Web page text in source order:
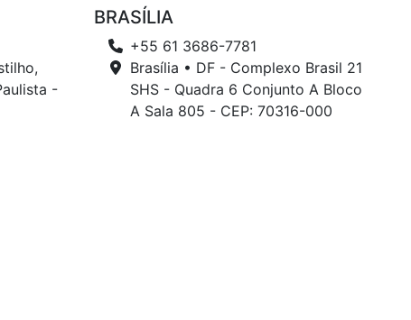
-
BRASÍLIA
+55 61 3686-7781
Brasília • DF - Complexo Brasil 21
SHS - Quadra 6 Conjunto A Bloco
A Sala 805 - CEP: 70316-000